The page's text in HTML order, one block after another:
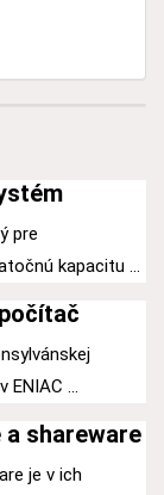
pre
kapacitu ...
ENIAC ...
shareware
je v ich